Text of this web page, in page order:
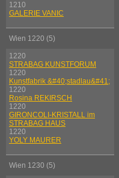
1210
GALERIE VANIC
Wien 1220 (5)
1220
STRABAG KUNSTFORUM
1220
Kunstfabrik &#40;stadlau&#41;
1220
Rosina REKIRSCH
1220
GIRONCOLI-KRISTALL im
STRABAG HAUS
1220
YOLY MAURER
Wien 1230 (5)